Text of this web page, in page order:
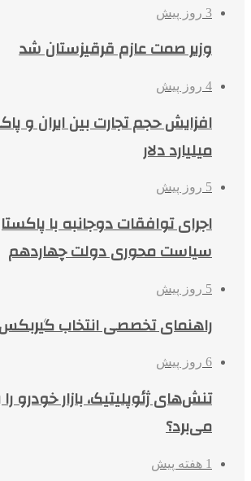
3 روز پیش
وزیر صمت عازم قرقیزستان شد
4 روز پیش
میلیارد دلار
5 روز پیش
اجرای توافقات دوجانبه با
سیاست محوری دولت چهاردهم
5 روز پیش
راهنمای تخصصی انتخاب
6 روز پیش
تنش‌های ژئوپلیتیک، بازار خودرو
می‌برد؟
1 هفته پیش